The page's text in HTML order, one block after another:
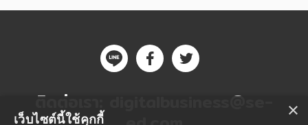
ติดต่อเรา: digitalbusiness@se- ×
เว็บไซต์นี้ใช้คุกกี้